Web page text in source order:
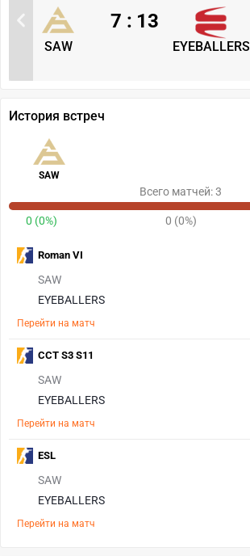
SAW EYEBALLERS
7 : 13
История встреч
SAW
Всего матчей: 3
0 (0%) 0 (0%)
SAW
EYEBALLERS
Перейти на матч
Roman VI
SAW
EYEBALLERS
Перейти на матч
CCT S3 S11
SAW
EYEBALLERS
Перейти на матч
ESL